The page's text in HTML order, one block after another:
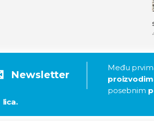
Newsletter
Među
posebnim
lica.